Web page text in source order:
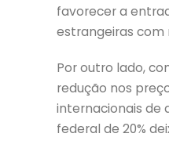
favorecer a
estrangeiras com
Por outro lado,
redução nos
internacionais de
federal de 20%